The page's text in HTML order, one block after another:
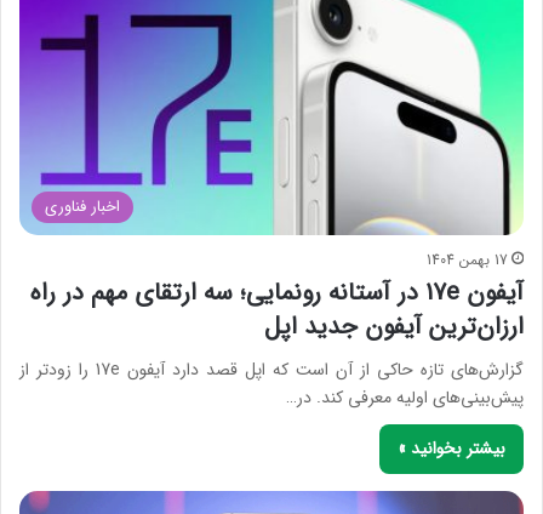
اخبار فناوری
17 بهمن 1404
آیفون 17e در آستانه رونمایی؛ سه ارتقای مهم در راه
ارزان‌ترین آیفون جدید اپل
گزارش‌های تازه حاکی از آن است که اپل قصد دارد آیفون 17e را زودتر از
پیش‌بینی‌های اولیه معرفی کند. در…
بیشتر بخوانید »